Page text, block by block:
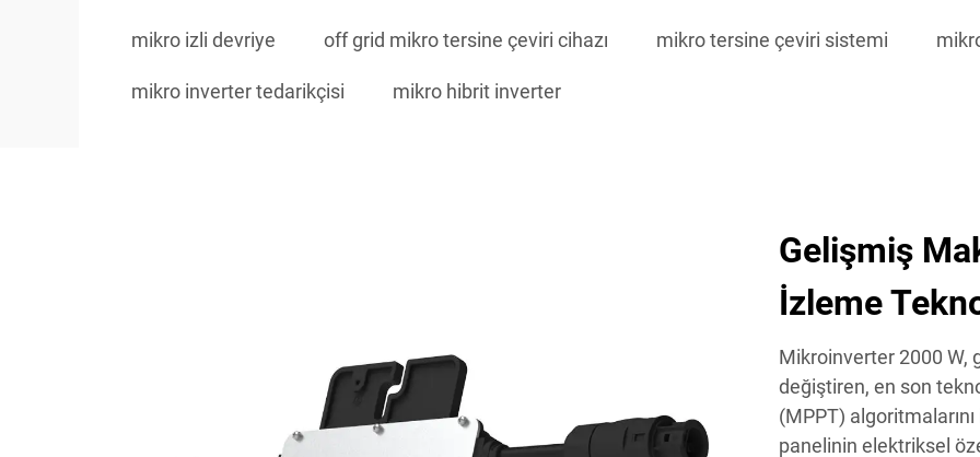
mikro izli devriye off grid mikro tersine çeviri cihazı mikro tersine çeviri sistemi
mikro inverter tedarikçisi mikro hibrit inverter
Gelişmiş
İzleme
Mikroinverter 2000 W,
değiştiren, en son
(MPPT)
panelinin elektriksel